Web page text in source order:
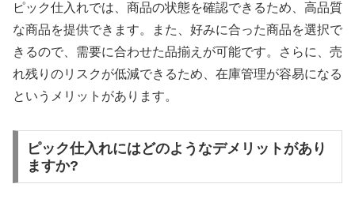
ピック仕入れでは、商品の状態を確認できるため、高品質
な商品を提供できます。また、好みに合った商品を選択で
きるので、需要に合わせた品揃えが可能です。さらに、売
れ残りのリスクが低減できるため、在庫管理が容易になる
というメリットがあります。
ピック仕入れにはどのようなデメリットがあり
ますか?